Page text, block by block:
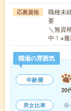
応募資格
職種未
要
＼無資
中！※
職場の雰囲気
年齢層
20
男女比率